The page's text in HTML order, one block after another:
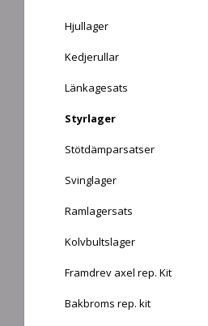
Hjullager
Kedjerullar
Länkagesats
Styrlager
Stötdämparsatser
Svinglager
Ramlagersats
Kolvbultslager
Framdrev axel rep. Kit
Bakbroms rep. kit